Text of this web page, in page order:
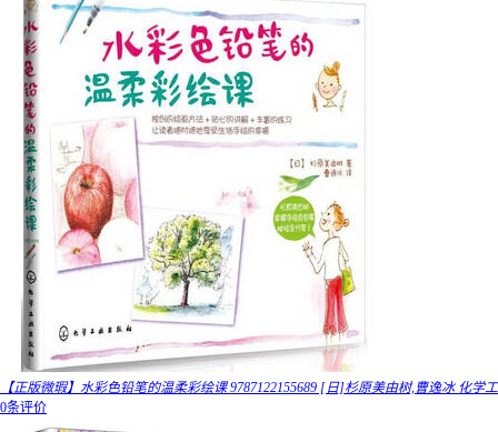
【正版微瑕】水彩色铅笔的温柔彩绘课 9787122155689 [日]杉原美由树,曹逸冰 化学工
0条评价